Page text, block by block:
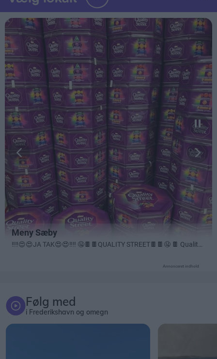
Annonceret indhold
Følg med
i Frederikshavn og omegn